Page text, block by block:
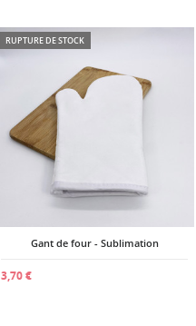
RUPTURE DE STOCK
Gant de four - Sublimation
3,70 €